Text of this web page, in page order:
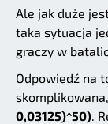
Ale jak duże
taka sytuacja
graczy w
Odpowiedź na
0,03125)^50).